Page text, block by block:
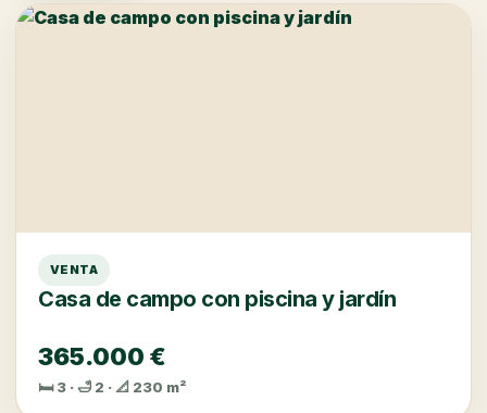
VENTA
Casa de campo con piscina y jardín
365.000 €
🛏️ 3 · 🛁 2 · 📐 230 m²